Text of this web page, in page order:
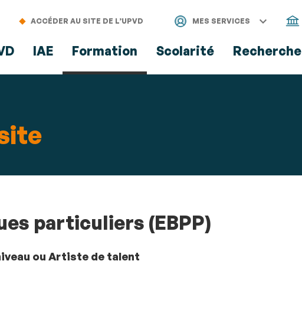
au
directs
ACCÉDER AU SITE DE L’UPVD MES SERVICES
IAE Formation Scolarité Recherche
particuliers (EBPP)
ou Artiste de talent